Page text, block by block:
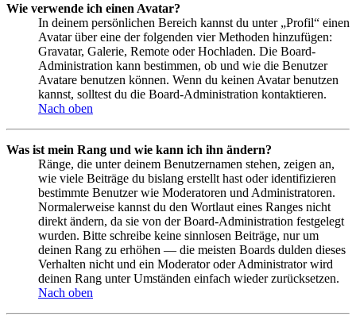
Wie verwende ich einen Avatar?
In deinem persönlichen Bereich kannst du unter „Profil“ einen
Avatar über eine der folgenden vier Methoden hinzufügen:
Gravatar, Galerie, Remote oder Hochladen. Die Board-
Administration kann bestimmen, ob und wie die Benutzer
Avatare benutzen können. Wenn du keinen Avatar benutzen
kannst, solltest du die Board-Administration kontaktieren.
Nach oben
Was ist mein Rang und wie kann ich ihn ändern?
Ränge, die unter deinem Benutzernamen stehen, zeigen an,
wie viele Beiträge du bislang erstellt hast oder identifizieren
bestimmte Benutzer wie Moderatoren und Administratoren.
Normalerweise kannst du den Wortlaut eines Ranges nicht
direkt ändern, da sie von der Board-Administration festgelegt
wurden. Bitte schreibe keine sinnlosen Beiträge, nur um
deinen Rang zu erhöhen — die meisten Boards dulden dieses
Verhalten nicht und ein Moderator oder Administrator wird
deinen Rang unter Umständen einfach wieder zurücksetzen.
Nach oben